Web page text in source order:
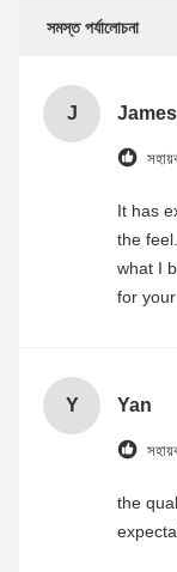
সমস্ত পর্যালোচনা
J
It has
the
what I
for
Y Yan
the